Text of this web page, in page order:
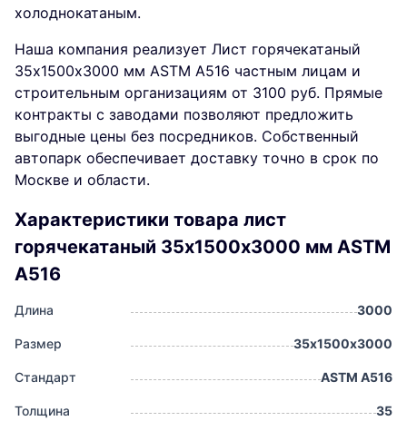
холоднокатаным.
Наша компания реализует Лист горячекатаный
35х1500х3000 мм ASTM A516 частным лицам и
строительным организациям от 3100 руб. Прямые
контракты с заводами позволяют предложить
выгодные цены без посредников. Собственный
автопарк обеспечивает доставку точно в срок по
Москве и области.
Характеристики товара лист
горячекатаный 35х1500х3000 мм ASTM
A516
Длина 3000
Размер 35х1500х3000
Стандарт ASTM A516
Толщина 35